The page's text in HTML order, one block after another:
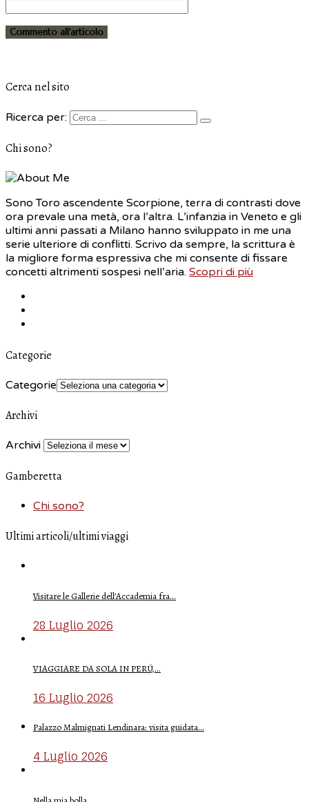
Cerca nel sito
Ricerca per:
Chi sono?
Sono Toro ascendente Scorpione, terra di contrasti dove
ora prevale una metà, ora l’altra. L’infanzia in Veneto e gli
ultimi anni passati a Milano hanno sviluppato in me una
serie ulteriore di conflitti. Scrivo da sempre, la scrittura è
la migliore forma espressiva che mi consente di fissare
concetti altrimenti sospesi nell’aria. Scopri di più
Categorie
Categorie
Archivi
Archivi
Gamberetta
Chi sono?
Ultimi articoli/ultimi viaggi
Visitare le Gallerie dell’Accademia fra…
28 Luglio 2026
VIAGGIARE DA SOLA IN PERÚ,…
16 Luglio 2026
Palazzo Malmignati Lendinara: visita guidata…
4 Luglio 2026